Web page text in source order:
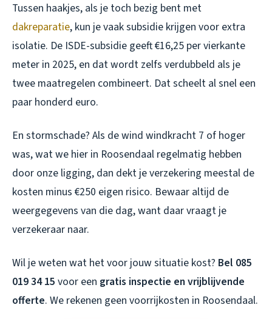
Tussen haakjes, als je toch bezig bent met
dakreparatie, kun je vaak subsidie krijgen voor extra
isolatie. De ISDE-subsidie geeft €16,25 per vierkante
meter in 2025, en dat wordt zelfs verdubbeld als je
twee maatregelen combineert. Dat scheelt al snel een
paar honderd euro.
En stormschade? Als de wind windkracht 7 of hoger
was, wat we hier in Roosendaal regelmatig hebben
door onze ligging, dan dekt je verzekering meestal de
kosten minus €250 eigen risico. Bewaar altijd de
weergegevens van die dag, want daar vraagt je
verzekeraar naar.
Wil je weten wat het voor jouw situatie kost? Bel 085
019 34 15 voor een gratis inspectie en vrijblijvende
offerte. We rekenen geen voorrijkosten in Roosendaal.